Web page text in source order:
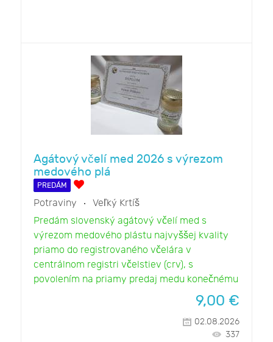
Agátový včelí med 2026 s výrezom
medového plá
PREDÁM
Potraviny
Veľký Krtíš
Predám slovenský agátový včelí med s
výrezom medového plástu najvyššej kvality
priamo do registrovaného včelára v
centrálnom registri včelstiev (crv), s
povolením na priamy predaj medu konečnému
9,00 €
02.08.2026
337